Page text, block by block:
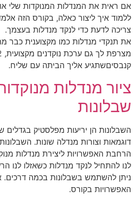
אם ראית את המנדלות המנוקדות שלי
ללמוד איך ליצור כאלה, בקורס הזה
צריכה לדעת כדי לנקד מנדלות בעצמך.
את תנקדי מנדלות כמו מקצוענית כבר
קנבסיםשתגיע אליך הביתה עם שליח.
ציור מנדלות
שבלונות
השבלונות הן יריעות מפלסטיק בגדלים
דוגמאות וצורות מנדלה שונות.
הרחבת האפשרויות ליצירת מנדלות
לנו להתחיל לנקד מנדלות כשאזלו לנו
ניתן להשתמש בשבלונות בכמה
האפשרויות בקורס.